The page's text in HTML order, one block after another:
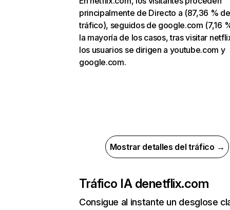
principalmente de Directo a (87,36 % de
tráfico), seguidos de google.com (7,16
la mayoría de los casos, tras visitar
los usuarios se dirigen a youtube.com y
google.com.
Mostrar detalles del tráfico →
Tráfico IA denetflix.com
Consigue al instante un desglose